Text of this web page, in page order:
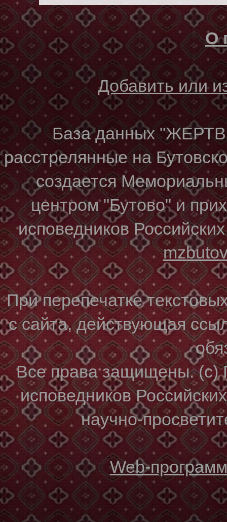
О
Добавить или
База данных
расстрелянные на
создается
центром "Бутово" и
исповедников
При перепечатке
с сайта, действующая
Все права защищены. (с)
исповедников
научно-
Web-